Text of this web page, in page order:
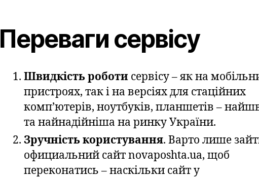
Переваги сервісу
Швидкість роботи сервісу – як на
пристроях, так і на версіях для стаційних
комп’ютерів, ноутбуків, планшетів –
та найнадійніша на ринку України.
Зручність користування. Варто лише
официальний сайт novaposhta.ua, щоб
переконатись – наскільки сайт у